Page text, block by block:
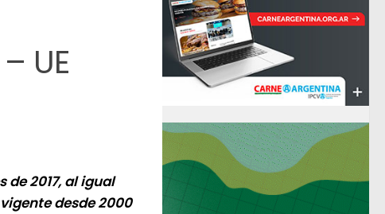
UE
2017, al igual
desde 2000